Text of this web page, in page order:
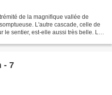
de la magnifique vallée de
L'autre cascade, celle de
sentier, est-elle aussi très belle. Le
Des arbres en Limousin - 7